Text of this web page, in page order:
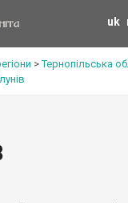
uk
>Тернопільська